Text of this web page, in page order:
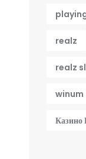
realz
realz
winum
Казино